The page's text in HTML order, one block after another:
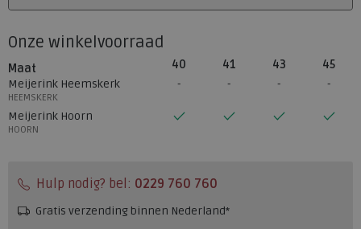
Onze winkelvoorraad
Maat 40 41 43
45
Meijerink Heemskerk
HEEMSKERK
Meijerink Hoorn
HOORN
Hulp nodig? bel: 0229 760 760
Gratis verzending binnen Nederland*